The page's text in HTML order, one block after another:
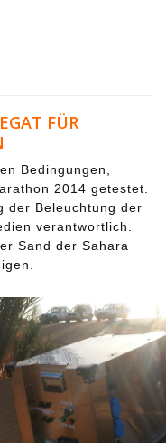
FÜR
Bedingungen,
2014 getestet.
der Beleuchtung der
verantwortlich.
Sand der Sahara